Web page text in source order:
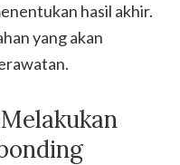
hasil akhir.
yang akan